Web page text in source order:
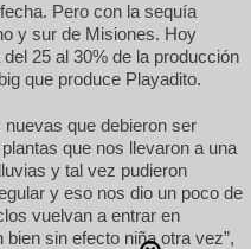
Pero con la sequía
y sur de Misiones. Hoy
25 al 30% de la producción
que produce Playadito.
que debieron ser
que nos llevaron a una
y tal vez pudieron
y eso nos dio un poco de
vuelvan a entrar en
sin efecto niña otra vez”,